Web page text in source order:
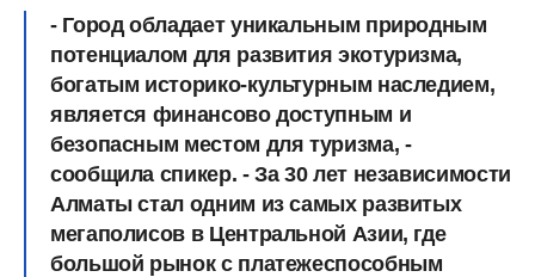
- Город обладает уникальным природным
потенциалом для развития экотуризма,
богатым историко-культурным наследием,
является финансово доступным и
безопасным местом для туризма, -
сообщила спикер. - За 30 лет независимости
Алматы стал одним из самых развитых
мегаполисов в Центральной Азии, где
большой рынок с платежеспособным